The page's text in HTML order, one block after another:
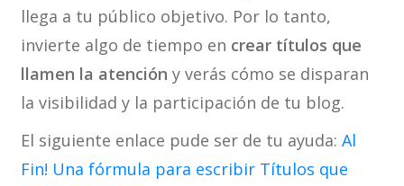
llega a tu público objetivo. Por lo tanto,
invierte algo de tiempo en crear títulos que
llamen la atención y verás cómo se disparan
la visibilidad y la participación de tu blog.
El siguiente enlace pude ser de tu ayuda: Al
Fin! Una fórmula para escribir Títulos que